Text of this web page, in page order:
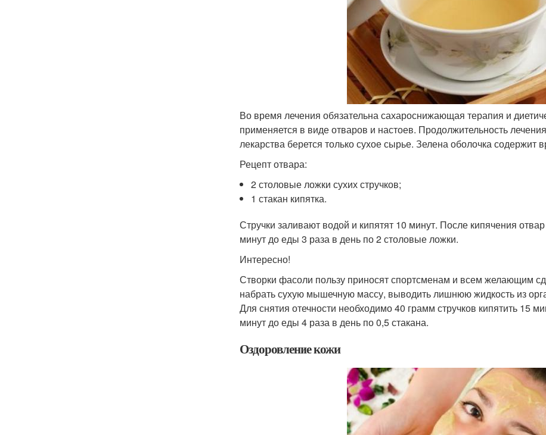
Во время лечения обязательна сахароснижающая терапия и
применяется в виде отваров и настоев. Продолжительность
лекарства берется только сухое сырье. Зелена оболочка
Рецепт отвара:
2 столовые ложки сухих стручков;
1 стакан кипятка.
Стручки заливают водой и кипятят 10 минут. После кипячения
минут до еды 3 раза в день по 2 столовые ложки.
Интересно!
Створки фасоли пользу приносят спортсменам и всем желающим
набрать сухую мышечную массу, выводить лишнюю жидкость из
Для снятия отечности необходимо 40 грамм стручков кипятить 15
минут до еды 4 раза в день по 0,5 стакана.
Оздоровление кожи